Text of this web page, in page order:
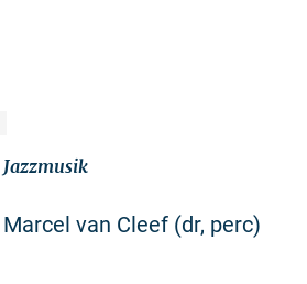
Jazzmusik
Marcel van Cleef (dr, perc)